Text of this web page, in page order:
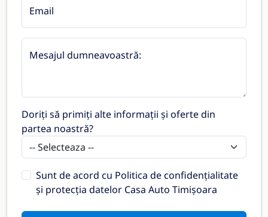
Email
Mesajul dumneavoastră:
Doriți să primiți alte informații și oferte din
partea noastră?
Sunt de acord cu Politica de confidențialitate
și protecția datelor Casa Auto Timișoara